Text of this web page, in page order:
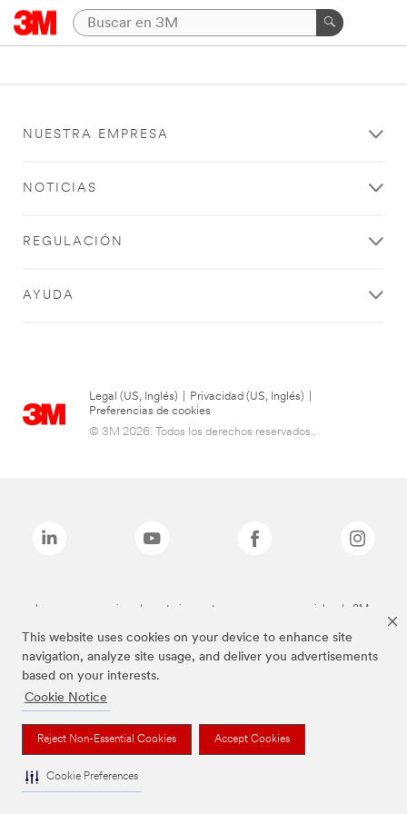
This website uses cookies on your device to enhance site
navigation, analyze site usage, and deliver you advertisements
based on your interests.
Cookie Notice
Reject Non-Essential Cookies Accept Cookies
Cookie Preferences
NUESTRA EMPRESA
NOTICIAS
REGULACIÓN
AYUDA
Legal (US, Inglés) Privacidad (US, Inglés)
Preferencias de cookies
© 3M 2026. Todos los derechos reservados..
Las marcas mencionadas anteriormente son marcas comerciales de 3M.